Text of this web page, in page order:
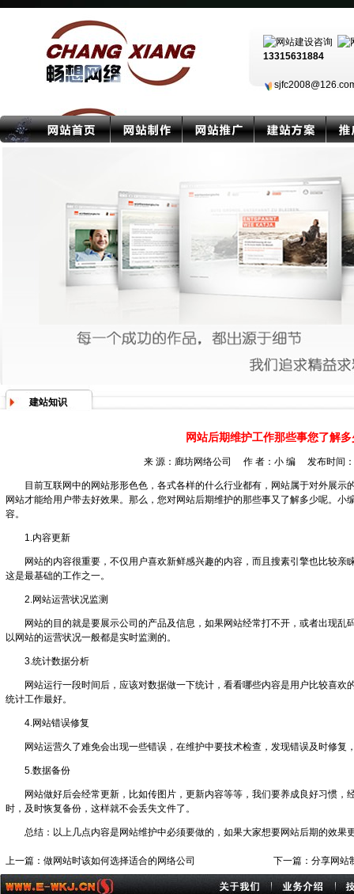
13315631884
建站知识
网站后期维护工作那些事您了解多
来 源： 廊坊网络公司 作 者：小 编 发布时间：
目前互联网中的网站形形色色，各式各样的什么行业都有，网站属于对外展示
网站才能给用户带去好效果。那么，您对网站后期维护的那些事又了解多少呢。小
容。
1.内容更新
网站的内容很重要，不仅用户喜欢新鲜感兴趣的内容，而且搜素引擎也比较亲
这是最基础的工作之一。
2.网站运营状况监测
网站的目的就是要展示公司的产品及信息，如果网站经常打不开，或者出现乱
以网站的运营状况一般都是实时监测的。
3.统计数据分析
网站运行一段时间后，应该对数据做一下统计，看看哪些内容是用户比较喜欢
统计工作最好。
4.网站错误修复
网站运营久了难免会出现一些错误，在维护中要技术检查，发现错误及时修复
5.数据备份
网站做好后会经常更新，比如传图片，更新内容等等，我们要养成良好习惯，
时，及时恢复备份，这样就不会丢失文件了。
总结：以上几点内容是网站维护中必须要做的，如果大家想要网站后期的效果
上一篇： 做网站时该如何选择适合的网络公司 下一篇： 分享网站